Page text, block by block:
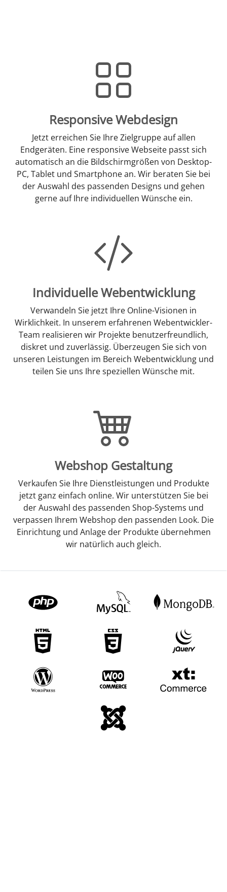
Responsive Webdesign
Jetzt erreichen Sie Ihre Zielgruppe auf allen
Endgeräten. Eine responsive Webseite passt sich
automatisch an die Bildschirmgrößen von Desktop-
PC, Tablet und Smartphone an. Wir beraten Sie bei
der Auswahl des passenden Designs und gehen
gerne auf Ihre individuellen Wünsche ein.
Individuelle Webentwicklung
Verwandeln Sie jetzt Ihre Online-Visionen in
Wirklichkeit. In unserem erfahrenen Webentwickler-
Team realisieren wir Projekte benutzerfreundlich,
diskret und zuverlässig. Überzeugen Sie sich von
unseren Leistungen im Bereich Webentwicklung und
teilen Sie uns Ihre speziellen Wünsche mit.
Webshop Gestaltung
Verkaufen Sie Ihre Dienstleistungen und Produkte
jetzt ganz einfach online. Wir unterstützen Sie bei
der Auswahl des passenden Shop-Systems und
verpassen Ihrem Webshop den passenden Look. Die
Einrichtung und Anlage der Produkte übernehmen
wir natürlich auch gleich.